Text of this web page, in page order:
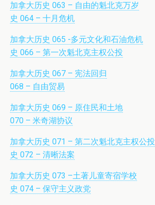
加拿大历史 063 – 自由的魁北克万岁
史 064 – 十月危机
加拿大历史 065 -多元文化和石油危机
史 066 – 第一次魁北克主权公投
加拿大历史 067 – 宪法回归
068 – 自由贸易
加拿大历史 069 – 原住民和土地
070 – 米奇湖协议
加拿大历史 071 – 第二次魁北克主权公投
史 072 – 清晰法案
加拿大历史 073 –土著儿童寄宿学校
史 074 – 保守主义政党